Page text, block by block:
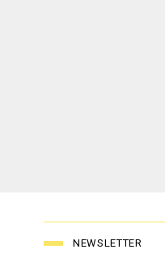
NEWSLETTER